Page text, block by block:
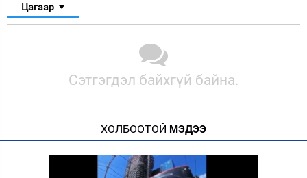
Цагаар
Сэтгэгдэл байхгүй байна.
ХОЛБООТОЙ МЭДЭЭ